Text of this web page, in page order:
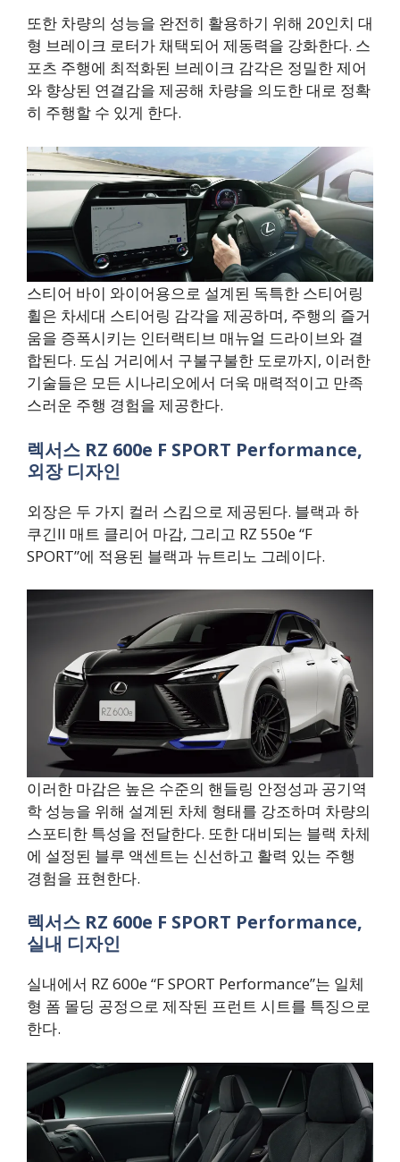
또한 차량의 성능을 완전히 활용하기 위해 20인치 대
형 브레이크 로터가 채택되어 제동력을 강화한다. 스
포츠 주행에 최적화된 브레이크 감각은 정밀한 제어
와 향상된 연결감을 제공해 차량을 의도한 대로 정확
히 주행할 수 있게 한다.
스티어 바이 와이어용으로 설계된 독특한 스티어링
휠은 차세대 스티어링 감각을 제공하며, 주행의 즐거
움을 증폭시키는 인터랙티브 매뉴얼 드라이브와 결
합된다. 도심 거리에서 구불구불한 도로까지, 이러한
기술들은 모든 시나리오에서 더욱 매력적이고 만족
스러운 주행 경험을 제공한다.
렉서스 RZ 600e F SPORT Performance,
외장 디자인
외장은 두 가지 컬러 스킴으로 제공된다. 블랙과 하
쿠긴II 매트 클리어 마감, 그리고 RZ 550e “F
SPORT”에 적용된 블랙과 뉴트리노 그레이다.
이러한 마감은 높은 수준의 핸들링 안정성과 공기역
학 성능을 위해 설계된 차체 형태를 강조하며 차량의
스포티한 특성을 전달한다. 또한 대비되는 블랙 차체
에 설정된 블루 액센트는 신선하고 활력 있는 주행
경험을 표현한다.
렉서스 RZ 600e F SPORT Performance,
실내 디자인
실내에서 RZ 600e “F SPORT Performance”는 일체
형 폼 몰딩 공정으로 제작된 프런트 시트를 특징으로
한다.